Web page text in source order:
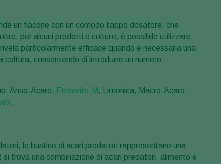
un flacone con un comodo tappo dosatore, che
per alcuni prodotti o colture, è possibile utilizzare
particolarmente efficace quando è necessaria una
consentendo di introdurre un numero
Anso-Acaro, Entomite-M , Limonica, Macro-Acaro,
.
le bustine di acari predatori rappresentano una
trova una combinazione di acari predatori, alimento e